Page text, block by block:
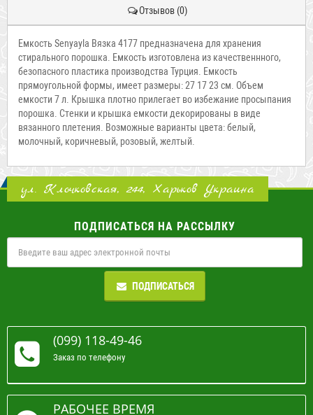
Отзывов (0)
Емкость Senyayla Вязка 4177 предназначена для хранения
стирального порошка. Емкость изготовлена из качественнного,
безопасного пластика производства Турция. Емкость
прямоугольной формы, имеет размеры: 27 17 23 см. Объем
емкости 7 л. Крышка плотно прилегает во избежание просыпания
порошка. Стенки и крышка емкости декорированы в виде
вязанного плетения. Возможные варианты цвета: белый,
молочный, коричневый, розовый, желтый.
ул. Клочковская, 244, Харьков Украина
ПОДПИСАТЬСЯ НА РАССЫЛКУ
ПОДПИСАТЬСЯ
(099) 118-49-46
Заказ по телефону
РАБОЧЕЕ ВРЕМЯ